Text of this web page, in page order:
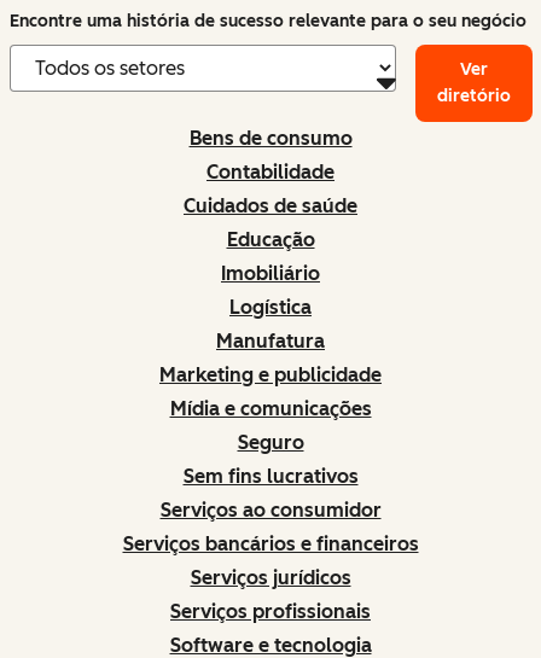
Encontre uma história de sucesso relevante para o seu negócio
Ver
diretório
Bens de consumo
Contabilidade
Cuidados de saúde
Educação
Imobiliário
Logística
Manufatura
Marketing e publicidade
Mídia e comunicações
Seguro
Sem fins lucrativos
Serviços ao consumidor
Serviços bancários e financeiros
Serviços jurídicos
Serviços profissionais
Software e tecnologia